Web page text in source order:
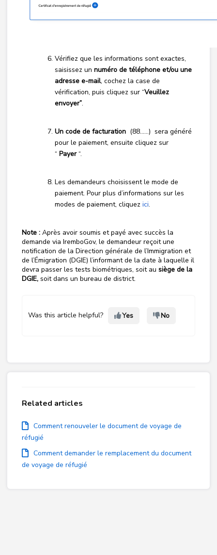
Vérifiez que les informations sont exactes,
saisissez un numéro de téléphone et/ou une
adresse e-mail, cochez la case de
vérification, puis cliquez sur “Veuillez
envoyer”.
Un code de facturation (88……) sera généré
pour le paiement, ensuite cliquez sur
“ Payer“.
Les demandeurs choisissent le mode de
paiement. Pour plus d’informations sur les
modes de paiement, cliquez ici.
Note : Après avoir soumis et payé avec succès la
demande via IremboGov, le demandeur reçoit une
notification de la Direction générale de l’Immigration et
de l’Émigration (DGIE) l’informant de la date à laquelle il
devra passer les tests biométriques, soit au siège de la
DGIE, soit dans un bureau de district.
Was this article helpful? Yes No
Related articles
Comment renouveler le document de voyage de
réfugié
Comment demander le remplacement du document
de voyage de réfugié